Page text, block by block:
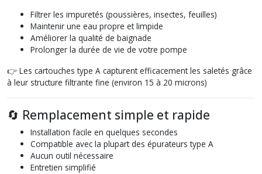
Filtrer les impuretés (poussières, insectes, feuilles)
Maintenir une eau propre et limpide
Améliorer la qualité de baignade
Prolonger la durée de vie de votre pompe
👉 Les cartouches type A capturent efficacement les saletés grâce
à leur structure filtrante fine (environ 15 à 20 microns)
🔄 Remplacement simple et rapide
Installation facile en quelques secondes
Compatible avec la plupart des épurateurs type A
Aucun outil nécessaire
Entretien simplifié